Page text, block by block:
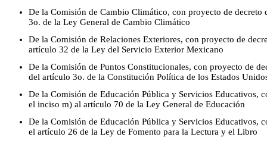
De la Comisión de Cambio Climático, con proyecto de
3o. de la Ley General de Cambio Climático
De la Comisión de Relaciones Exteriores, con proyecto de
artículo 32 de la Ley del Servicio Exterior Mexicano
De la Comisión de Puntos Constitucionales, con proyecto de
del artículo 3o. de la Constitución Política de los Estados
De la Comisión de Educación Pública y Servicios Educativos,
el inciso m) al artículo 70 de la Ley General de Educación
De la Comisión de Educación Pública y Servicios Educativos,
el artículo 26 de la Ley de Fomento para la Lectura y el Libro